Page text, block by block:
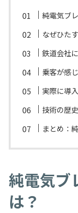
純電気ブ
なぜひた
鉄道会社
乗客が感
実際に導
技術の歴
まとめ：
純電気ブ
は？